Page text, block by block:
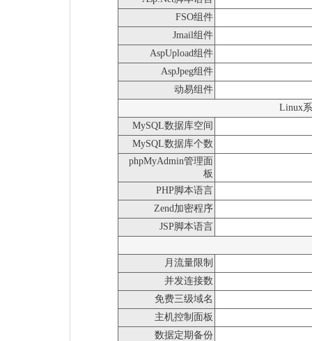
FSO组件
Jmail组件
AspUpload组件
AspJpeg组件
动易组件
Linux
MySQL数据库空间
MySQL数据库个数
phpMyAdmin管理面
板
PHP脚本语言
Zend加密程序
JSP脚本语言
月流量限制
并发连接数
免费三级域名
主机控制面板
数据定期备份